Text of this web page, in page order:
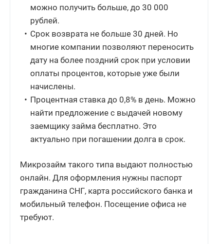
можно получить больше, до 30 000
рублей.
Срок возврата не больше 30 дней. Но
многие компании позволяют переносить
дату на более поздний срок при условии
оплаты процентов, которые уже были
начислены.
Процентная ставка до 0,8% в день. Можно
найти предложение с выдачей новому
заемщику займа бесплатно. Это
актуально при погашении долга в срок.
Микрозайм такого типа выдают полностью
онлайн. Для оформления нужны паспорт
гражданина СНГ, карта российского банка и
мобильный телефон. Посещение офиса не
требуют.